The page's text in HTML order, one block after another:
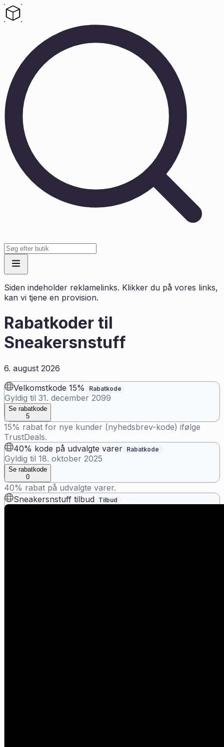
Siden indeholder reklamelinks. Klikker du på vores links,
kan vi tjene en provision.
Rabatkoder til
Sneakersnstuff
6. august 2026
Velkomstkode 15%
Rabatkode
Gyldig til 31. december 2099
Se rabatkode
5
15% rabat for nye kunder (nyhedsbrev-kode) ifølge
TrustDeals.
40% kode på udvalgte varer Rabatkode
Gyldig til 18. oktober 2025
Se rabatkode
0
40% rabat på udvalgte varer.
Sneakersnstuff tilbud Tilbud